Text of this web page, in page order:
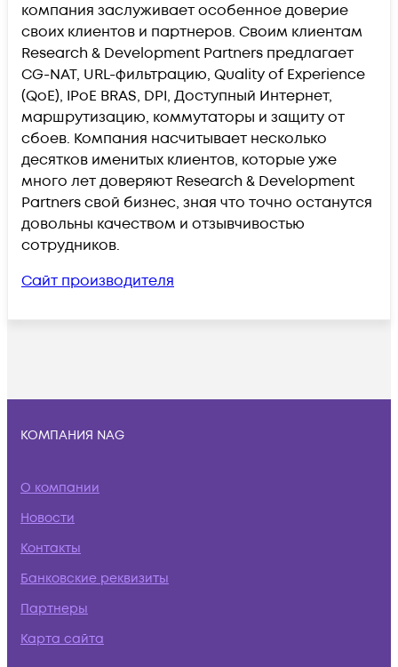
компания заслуживает особенное доверие
своих клиентов и партнеров. Своим клиентам
Research & Development Partners предлагает
CG-NAT, URL-фильтрацию, Quality of Experience
(QoE), IPoE BRAS, DPI, Доступный Интернет,
маршрутизацию, коммутаторы и защиту от
сбоев. Компания насчитывает несколько
десятков именитых клиентов, которые уже
много лет доверяют Research & Development
Partners свой бизнес, зная что точно останутся
довольны качеством и отзывчивостью
сотрудников.
Сайт производителя
КОМПАНИЯ NAG
О компании
Новости
Контакты
Банковские реквизиты
Партнеры
Карта сайта